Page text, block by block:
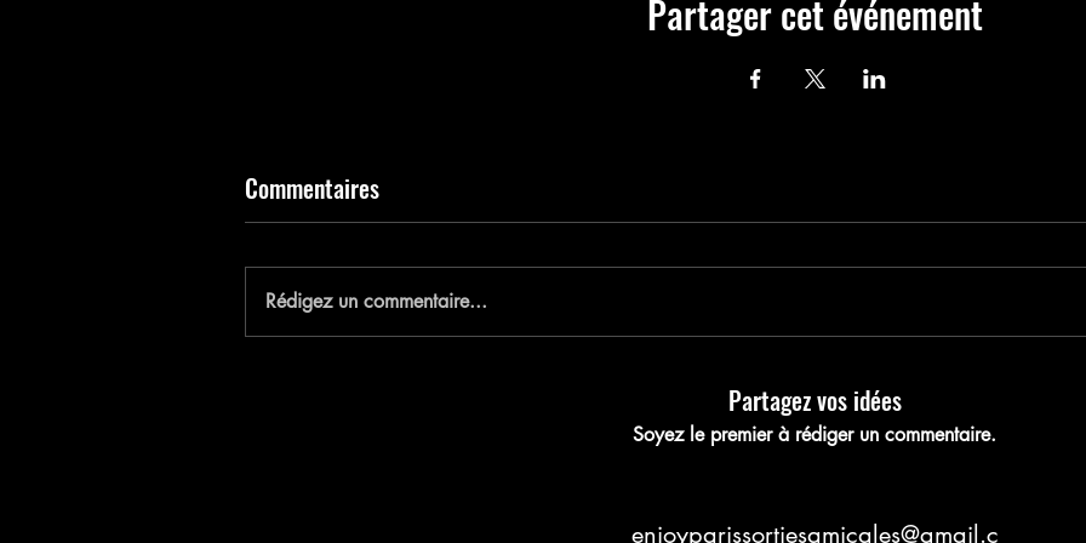
Partager cet événement
Enregistrez votre
Commentaires
Rédigez un commentaire...
Partagez vos idées
Soyez le premier à rédiger un commentaire.
enjoyparissortiesamicales@gmail.c